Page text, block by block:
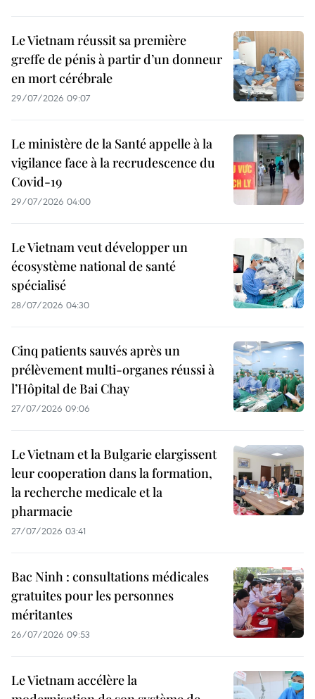
Le Vietnam réussit sa première
greffe de pénis à partir d’un donneur
en mort cérébrale
29/07/2026 09:07
Le ministère de la Santé appelle à la
vigilance face à la recrudescence du
Covid-19
29/07/2026 04:00
Le Vietnam veut développer un
écosystème national de santé
spécialisé
28/07/2026 04:30
Cinq patients sauvés après un
prélèvement multi-organes réussi à
l’Hôpital de Bai Chay
27/07/2026 09:06
Le Vietnam et la Bulgarie elargissent
leur cooperation dans la formation,
la recherche medicale et la
pharmacie
27/07/2026 03:41
Bac Ninh : consultations médicales
gratuites pour les personnes
méritantes
26/07/2026 09:53
Le Vietnam accélère la